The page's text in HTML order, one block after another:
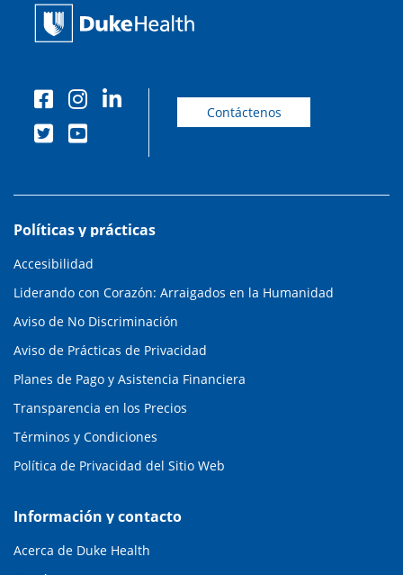
Contáctenos
Políticas y prácticas
Accesibilidad
Liderando con Corazón: Arraigados en la Humanidad
Aviso de No Discriminación
Aviso de Prácticas de Privacidad
Planes de Pago y Asistencia Financiera
Transparencia en los Precios
Términos y Condiciones
Política de Privacidad del Sitio Web
Información y contacto
Acerca de Duke Health